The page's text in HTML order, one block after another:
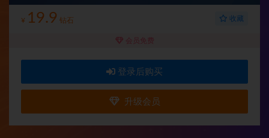
¥ 19.9 钻石 收藏
会员免费
登录后购买
升级会员